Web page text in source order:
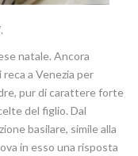
natale. Ancora
a Venezia per
pur di carattere forte
del figlio. Dal
basilare, simile alla
in esso una risposta